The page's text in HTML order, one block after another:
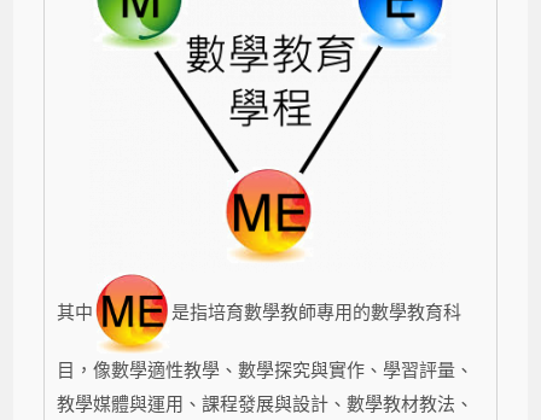
其中 是指培育數學教師專用的數學教育科
目，像數學適性教學、數學探究與實作、學習評量、
教學媒體與運用、課程發展與設計、數學教材教法、